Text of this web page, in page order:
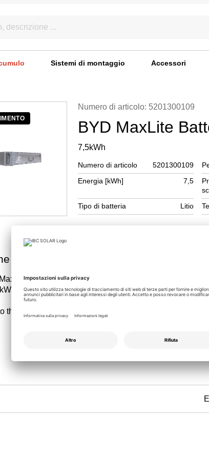
Sistemi di montaggio Accessori
Numero di articolo: 5201300109
BYD MaxLite
7,5kWh
Numero di articolo 5201300109
Energia [kWh]
7,5
Tipo di batteria Litio
Battery module
the warranty conditions of the manufacturer.